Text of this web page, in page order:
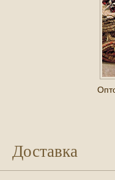
Доставка